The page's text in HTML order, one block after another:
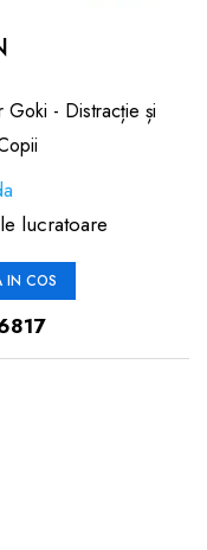
Goki - Distracție și
lucratoare
IN COS